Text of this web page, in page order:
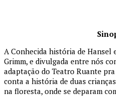
A Conhecida história de Hansel
Grimm, e divulgada entre nós
adaptação do Teatro Ruante
conta a história de duas
na floresta, onde se deparam